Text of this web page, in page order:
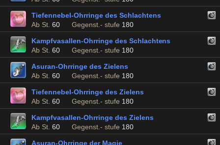
Tiefennebel-Ohrringe des Schlachtens
Ab St. 60 Gegenst.- stufe 180
Kampfvasallen-Ohrringe des Schlachtens
Ab St. 60 Gegenst.- stufe 180
Asuran-Ohrringe des Zielens
Ab St. 60 Gegenst.- stufe 180
Tiefennebel-Ohrringe des Zielens
Ab St. 60 Gegenst.- stufe 180
Kampfvasallen-Ohrringe des Zielens
Ab St. 60 Gegenst.- stufe 180
Asuran-Ohrringe der Magie